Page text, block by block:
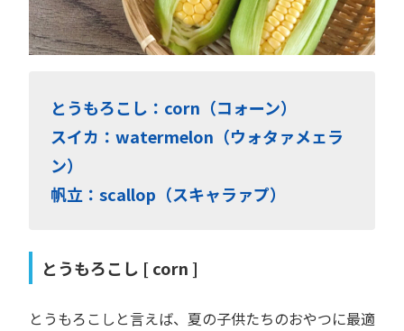
とうもろこし：corn（コォーン）
スイカ：watermelon（ウォタァメェラ
ン）
帆立：scallop（スキャラァプ）
とうもろこし [ corn ]
とうもろこしと言えば、夏の子供たちのおやつに最適